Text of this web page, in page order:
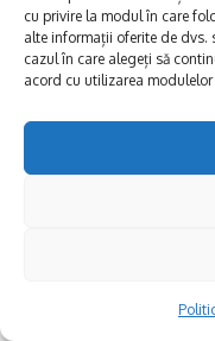
cu privire la modul în care
alte informații oferite de dvs.
cazul în care alegeți să
acord cu utilizarea
Conform
fi în scrise lucrări
naturii, culturii,
punctele de
specifice orașului
Share